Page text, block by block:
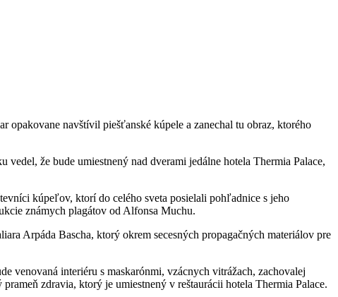
navštívil piešťanské kúpele a zanechal tu obraz, ktorého
že bude umiestnený nad dverami jedálne hotela Thermia Palace,
kúpeľov, ktorí do celého sveta posielali pohľadnice s jeho
známych plagátov od Alfonsa Muchu.
Arpáda Bascha, ktorý okrem secesných propagačných materiálov pre
venovaná interiéru s maskarónmi, vzácnych vitrážach, zachovalej
zdravia, ktorý je umiestnený v reštaurácii hotela Thermia Palace.